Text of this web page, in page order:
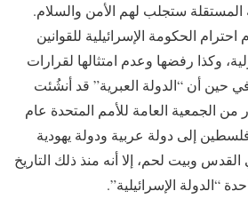
المستقلة ستجلب لهم الأمن والسلام.
الحكومة الإسرائيلية للقوانين
وكذا رفضها وعدم امتثالها لقرارات
حين أن “الدولة العبرية” قد أنشُئت
الجمعية العامة للأمم المتحدة عام
فلسطين إلى دولة عربية ودولة يهودية
وبيت لحم، إلا أنه منذ ذلك التاريخ
“الدولة الإسرائيلية”.